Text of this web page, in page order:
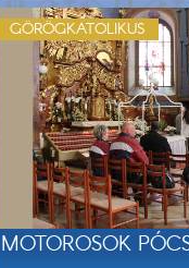
MOTOROSOK
GÖRÖGKATOLIKUS